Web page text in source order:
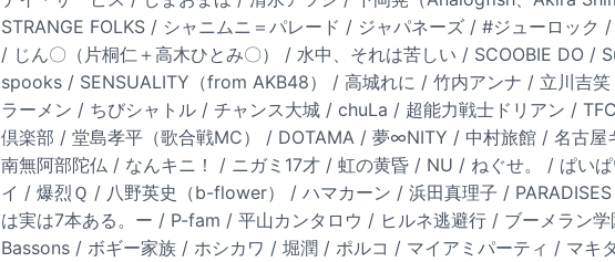
STRANGE FOLKS / シャニムニ＝パレード / ジャパネーズ / #ジューロック
/ じん〇（片桐仁＋高木ひとみ〇） / 水中、それは苦しい / SCOOBIE DO /
spooks / SENSUALITY（from AKB48） / 高城れに / 竹内アンナ / 立川吉
ラーメン / ちびシャトル / チャンス大城 / chuLa / 超能力戦士ドリアン /
倶楽部 / 堂島孝平（歌合戦MC） / DOTAMA / 夢∞NITY / 中村旅館 / 名古屋
南無阿部陀仏 / なんキニ！ / ニガミ17才 / 虹の黄昏 / NU / ねぐせ。 / ぱい
イ / 爆烈Ｑ / 八野英史（b-flower） / ハマカーン / 浜田真理子 /
は実は7本ある。ー / P-fam / 平山カンタロウ / ヒルネ逃避行 / ブーメラン
Bassons / ボギー家族 / ホシカワ / 堀潤 / ポルコ / マイアミパーティ / マキ